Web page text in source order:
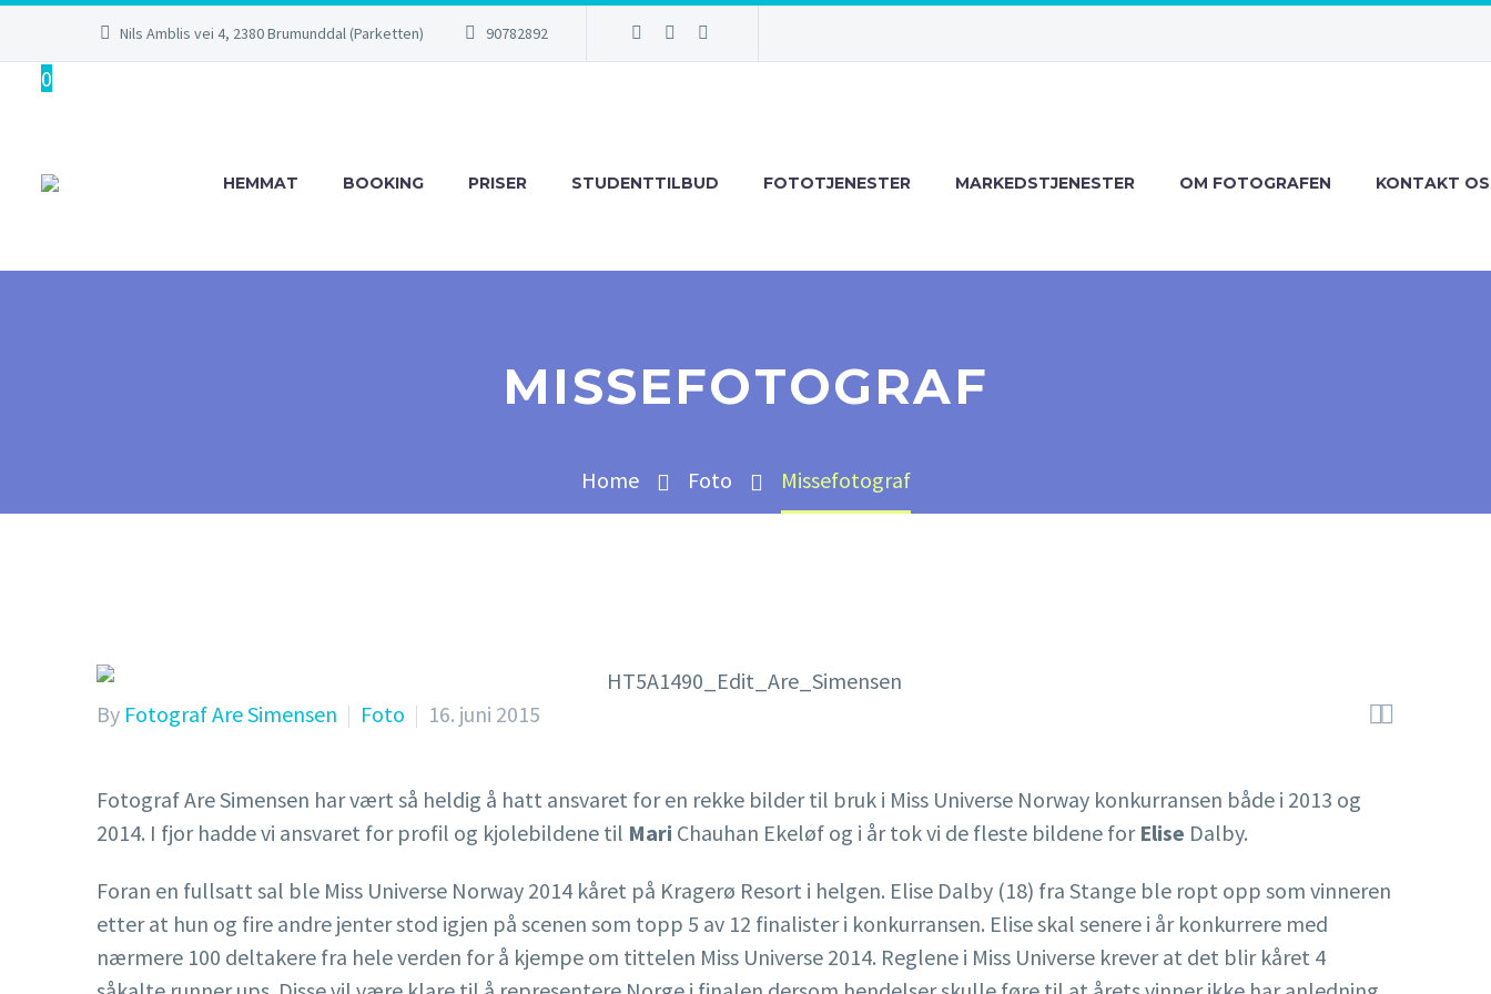
Nils Amblis vei 4, 2380 Brumunddal (Parketten) 90782892
0
HEMMAT BOOKING PRISER STUDENTTILBUD FOTOTJENESTER MARKEDSTJENESTER OM FOTOGRAFEN KONTAKT
MISSEFOTOGRAF
Home Foto Missefotograf

By Fotograf Are Simensen Foto 16. juni 2015
Fotograf Are Simensen har vært så heldig å hatt ansvaret for en rekke bilder til bruk i Miss Universe Norway konkurransen både i 2013 og
2014. I fjor hadde vi ansvaret for profil og kjolebildene til Mari Chauhan Ekeløf og i år tok vi de fleste bildene for Elise Dalby.
Foran en fullsatt sal ble Miss Universe Norway 2014 kåret på Kragerø Resort i helgen. Elise Dalby (18) fra Stange ble ropt opp som vinneren
etter at hun og fire andre jenter stod igjen på scenen som topp 5 av 12 finalister i konkurransen. Elise skal senere i år konkurrere med
nærmere 100 deltakere fra hele verden for å kjempe om tittelen Miss Universe 2014. Reglene i Miss Universe krever at det blir kåret 4